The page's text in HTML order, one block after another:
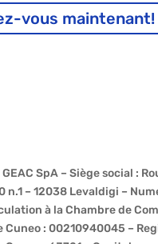
vous maintenant!
SpA – Siège social :
n.1 – 12038 Levaldigi –
à la Chambre de
Cuneo : 00210940045 –